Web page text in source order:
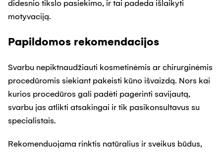
didesnio tikslo pasiekimo, ir tai padeda išlaikyti
motyvaciją.
Papildomos rekomendacijos
Svarbu nepiktnaudžiauti kosmetinėmis ar chirurginėmis
procedūromis siekiant pakeisti kūno išvaizdą. Nors kai
kurios procedūros gali padėti pagerinti savijautą,
svarbu jas atlikti atsakingai ir tik pasikonsultavus su
specialistais.
Rekomenduojama rinktis natūralius ir sveikus būdus,